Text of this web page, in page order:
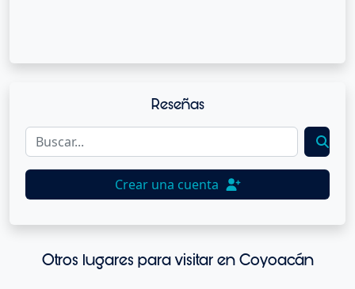
Reseñas
Crear una cuenta
Otros lugares para visitar en Coyoacán